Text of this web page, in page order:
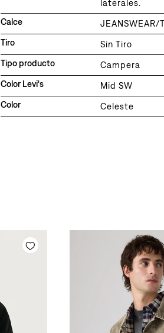
laterales.
Calce
JEANSWEAR/
Tiro
Sin Tiro
Tipo producto
Campera
Color Levi's
Mid SW
Color
Celeste